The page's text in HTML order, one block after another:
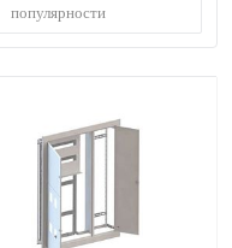
популярности